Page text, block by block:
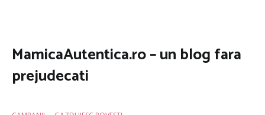
MamicaAutentica.ro – un blog fara
prejudecati